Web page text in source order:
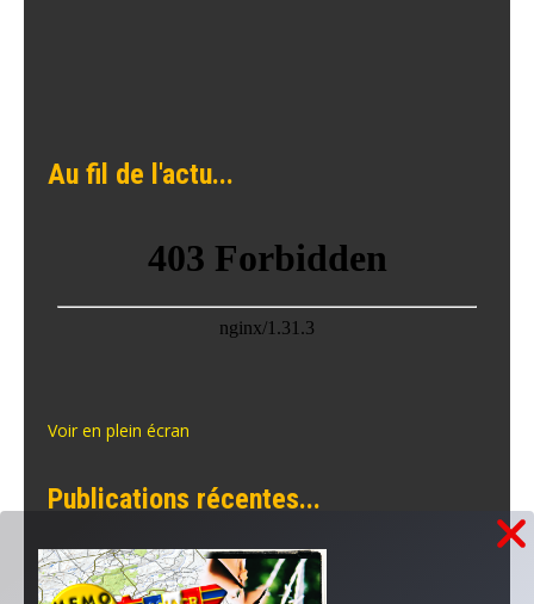
Au fil de l'actu...
Voir en plein écran
Publications récentes...
Un habitat pour la mémoire